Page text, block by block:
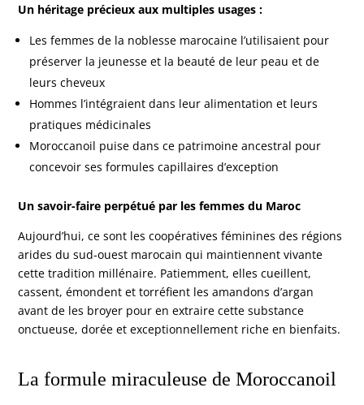
Un héritage précieux aux multiples usages :
Les femmes de la noblesse marocaine l’utilisaient pour
préserver la jeunesse et la beauté de leur peau et de
leurs cheveux
Hommes l’intégraient dans leur alimentation et leurs
pratiques médicinales
Moroccanoil puise dans ce patrimoine ancestral pour
concevoir ses formules capillaires d’exception
Un savoir-faire perpétué par les femmes du Maroc
Aujourd’hui, ce sont les coopératives féminines des régions
arides du sud-ouest marocain qui maintiennent vivante
cette tradition millénaire. Patiemment, elles cueillent,
cassent, émondent et torréfient les amandons d’argan
avant de les broyer pour en extraire cette substance
onctueuse, dorée et exceptionnellement riche en bienfaits.
La formule miraculeuse deMoroccanoil